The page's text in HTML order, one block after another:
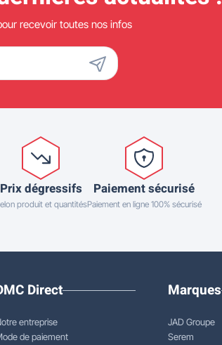
recevoir toutes nos infos
Prix dégressifs
produit et quantités
Paiement sécurisé
Paiement en ligne 100% sécurisé
Direct
entreprise
de paiement
Marques
JAD Groupe
Serem